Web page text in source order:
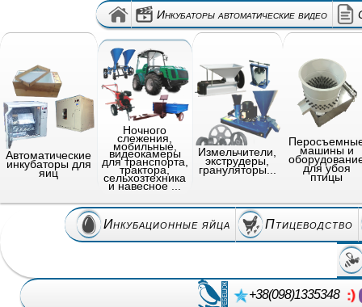
Инкубаторы автоматические видео
Автоматические
инкубаторы для
яиц
Ночного
слежения,
мобильные,
видеокамеры
для транспорта,
трактора,
сельхозтехника
и навесное ...
Измельчители,
экструдеры,
грануляторы...
машины и
для убоя
птицы
Инкубационные яйца Птицеводство
+38(098)1335348